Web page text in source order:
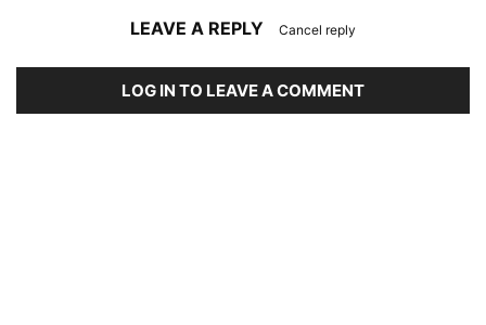
LEAVE A REPLY Cancel reply
LOG IN TO LEAVE A COMMENT